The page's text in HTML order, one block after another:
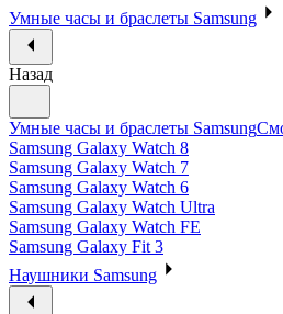
Умные часы и браслеты Samsung
Назад
Умные часы и браслеты Samsung
Samsung Galaxy Watch 8
Samsung Galaxy Watch 7
Samsung Galaxy Watch 6
Samsung Galaxy Watch Ultra
Samsung Galaxy Watch FE
Samsung Galaxy Fit 3
Наушники Samsung